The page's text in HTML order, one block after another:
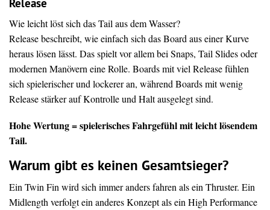
Release
Wie leicht löst sich das Tail aus dem Wasser?
Release beschreibt, wie einfach sich das Board aus einer Kurve
heraus lösen lässt. Das spielt vor allem bei Snaps, Tail Slides oder
modernen Manövern eine Rolle. Boards mit viel Release fühlen
sich spielerischer und lockerer an, während Boards mit wenig
Release stärker auf Kontrolle und Halt ausgelegt sind.
Hohe Wertung = spielerisches Fahrgefühl mit leicht lösendem
Tail.
Warum gibt es keinen Gesamtsieger?
Ein Twin Fin wird sich immer anders fahren als ein Thruster. Ein
Midlength verfolgt ein anderes Konzept als ein High Performance